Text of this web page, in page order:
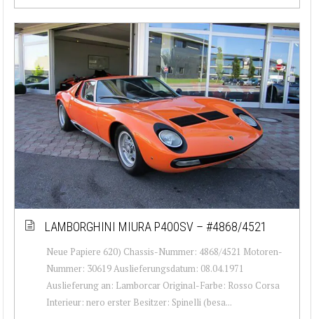
LAMBORGHINI MIURA P400SV – #4868/4521
Neue Papiere 620) Chassis-Nummer: 4868/4521 Motoren-
Nummer: 30619 Auslieferungsdatum: 08.04.1971
Auslieferung an: Lamborcar Original-Farbe: Rosso Corsa
Interieur: nero erster Besitzer: Spinelli (besa...